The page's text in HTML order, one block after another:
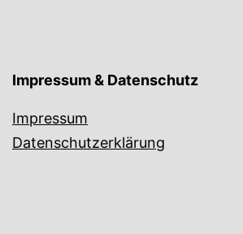
Impressum & Datenschutz
Impressum
Datenschutzerklärung